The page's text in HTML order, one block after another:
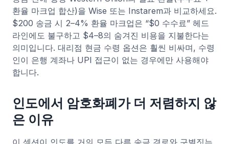
환율 마크업 합산)을 Wise 또는 Instarem과 비교하세요.
$200 송금 시 2–4% 환율 마크업은 “$0 수수료” 헤드
라인에도 불구하고 $4–8의 숨겨진 비용을 지불한다는
의미입니다. 대리점 현금 수령 옵션은 훨씬 비싸며, 수령
인이 은행 계좌나 UPI 접근이 없는 경우에만 사용해야
합니다.
인도에서 암호화폐가 더 저렴하지 않
은 이유
이 섹션이 인도를 거의 모든 다른 송금 경로와 구별짓는